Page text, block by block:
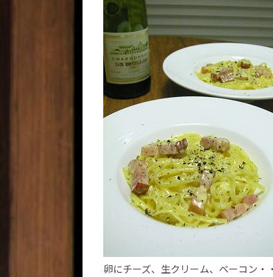
卵にチーズ、生クリーム、ベーコン・